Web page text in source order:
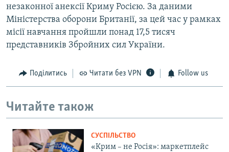
незаконної анексії Криму Росією. За даними
Міністерства оборони Британії, за цей час у рамках
місії навчання пройшли понад 17,5 тисяч
представників Збройних сил України.
Поділитись Читати без VPN Follow us
Читайте також
СУСПІЛЬСТВО
«Крим – не Росія»: маркетплейс